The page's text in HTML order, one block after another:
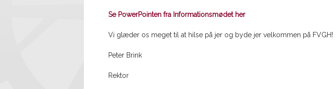
Se PowerPointen fra Informationsmødet her
Vi glæder os meget til at hilse på jer og byde jer velkommen på FVGH!
Peter Brink
Rektor